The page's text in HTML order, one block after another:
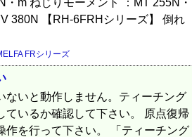
m ねじりモーメント ：MT 255N・
380N 【RH-6FRHシリーズ】 倒れ
FRシリーズ
ないと動作しません。ティーチング
いるか確認して下さい。 原点復帰
を行って下さい。 「ティーチング